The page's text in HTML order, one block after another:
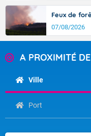
Feux de
07/08/2026
A PROXIMITÉ
Ville
Port